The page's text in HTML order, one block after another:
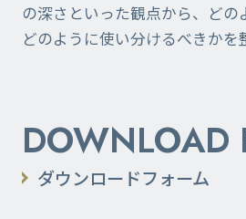
の深さといった観点から、どの
どのように使い分けるべきかを
DOWNLOAD
ダウンロードフォーム